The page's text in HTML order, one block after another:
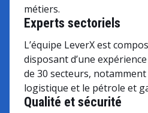
Experts sectoriels
L’équipe LeverX est
disposant d’une
de 30 secteurs,
logistique et le pétrole et
Qualité et sécurité
métiers.